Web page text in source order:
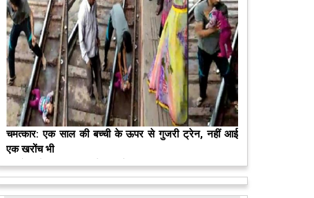
मरते-मरते भी तीन लोगों को नई जिंदगी दे गई 13 वर्षीय लड़की
कुछ लोग मौत जैसी खौफनाक हकीकत को भी खूबसूरत मोड़ दे
जाते हैं। वह मरने के बाद भी इस धरती पर अपने आप को जीवित
छोड़ ज़ाते हैं। दुनिया को अलविदा कह चुकी 13... आगे पढ़ें